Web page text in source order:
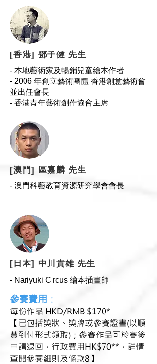
[香港] 鄧子健 先生
​- 本地藝術家及暢銷兒童繪本作者
- 2006 年創立藝術團體 香港創意藝術會
並出任會長
- 香港青年藝術創作協會主席
[澳門] 區嘉麟 先生
​- 澳門科藝教育資源研究學會會長
[日本] 中川貴雄 先生
​- Nariyuki Circus 繪本插畫師
參賽費用：
每份作品 HKD/RMB $170*
【已包括獎狀、獎牌或參賽證書(以順
豐到付形式領取)；參賽作品可於賽後
申請退回，行政費用HK$70**，詳情
查閱參賽細則及條款8】